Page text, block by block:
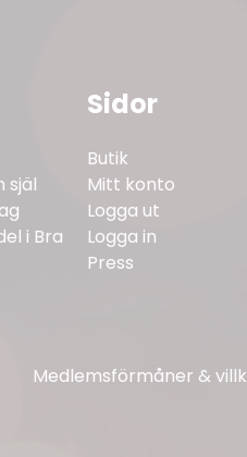
själ
i Bra
Sidor
Butik
Mitt konto
Logga ut
Logga in
Press
Medlemsförmåner &